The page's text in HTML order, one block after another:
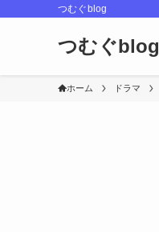
つむぐblog
つむぐblog
ホーム ドラマ